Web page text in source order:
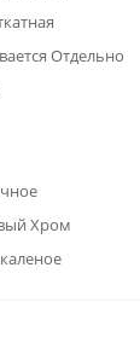
Отдельно
Хром